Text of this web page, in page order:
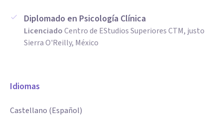
Diplomado en Psicología Clínica
LicenciadoCentro de EStudios Superiores CTM, justo
Sierra O'Reilly, México
Idiomas
Castellano (Español)